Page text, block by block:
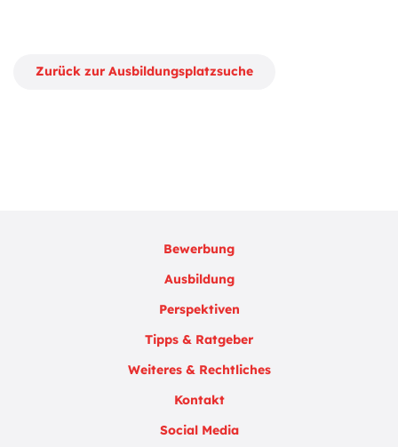
Zurück zur Ausbildungsplatzsuche
Bewerbung
Ausbildung
Perspektiven
Tipps & Ratgeber
Weiteres & Rechtliches
Kontakt
Social Media